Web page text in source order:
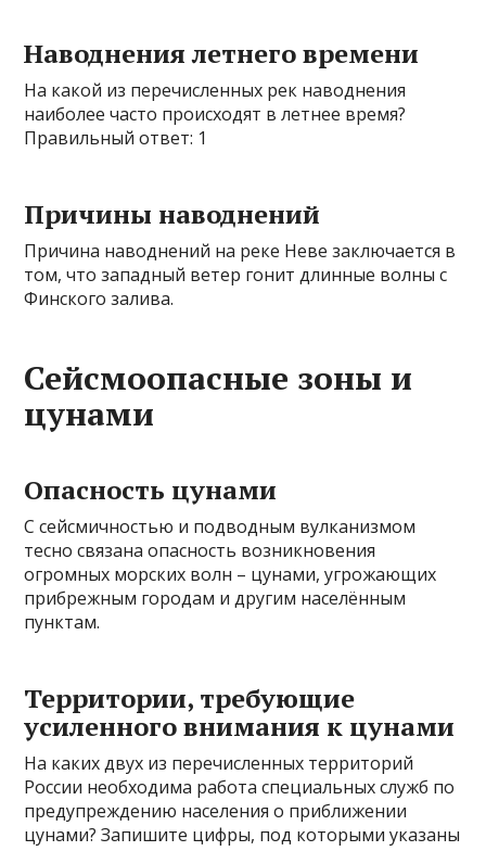
Наводнения летнего времени
На какой из перечисленных рек наводнения
наиболее часто происходят в летнее время?
Правильный ответ: 1
Причины наводнений
Причина наводнений на реке Неве заключается в
том, что западный ветер гонит длинные волны с
Финского залива.
Сейсмоопасные зоны и
цунами
Опасность цунами
С сейсмичностью и подводным вулканизмом
тесно связана опасность возникновения
огромных морских волн – цунами, угрожающих
прибрежным городам и другим населённым
пунктам.
Территории, требующие
усиленного внимания к цунами
На каких двух из перечисленных территорий
России необходима работа специальных служб по
предупреждению населения о приближении
цунами? Запишите цифры, под которыми указаны